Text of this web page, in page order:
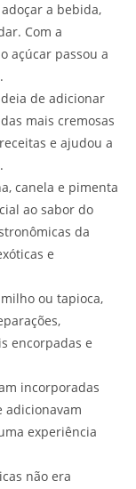
a bebida,
Com a
açúcar passou a
de adicionar
mais cremosas
e ajudou a
canela e pimenta
ao sabor do
da
e
ou tapioca,
encorpadas e
incorporadas
adicionavam
experiência
não era